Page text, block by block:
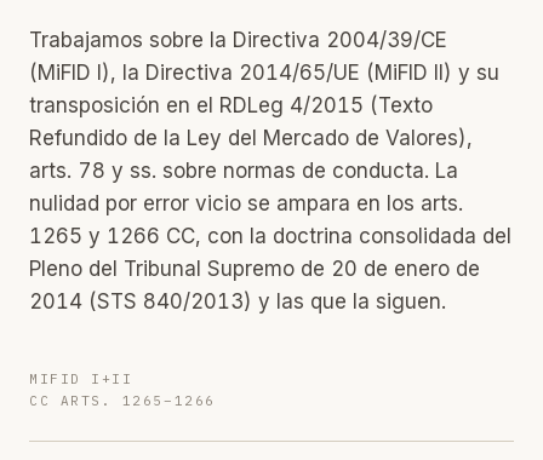
Trabajamos sobre la Directiva 2004/39/CE
(MiFID I), la Directiva 2014/65/UE (MiFID II) y su
transposición en el RDLeg 4/2015 (Texto
Refundido de la Ley del Mercado de Valores),
arts. 78 y ss. sobre normas de conducta. La
nulidad por error vicio se ampara en los arts.
1265 y 1266 CC, con la doctrina consolidada del
Pleno del Tribunal Supremo de 20 de enero de
2014 (STS 840/2013) y las que la siguen.
MIFID I+II
CC ARTS. 1265–1266